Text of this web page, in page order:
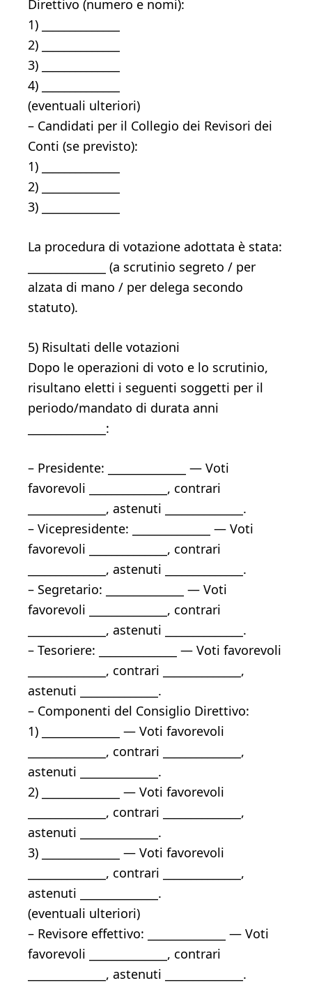
Direttivo (numero e nomi):
1) ______________
2) ______________
3) ______________
4) ______________
(eventuali ulteriori)
– Candidati per il Collegio dei Revisori dei
Conti (se previsto):
1) ______________
2) ______________
3) ______________
La procedura di votazione adottata è stata:
______________ (a scrutinio segreto / per
alzata di mano / per delega secondo
statuto).
5) Risultati delle votazioni
Dopo le operazioni di voto e lo scrutinio,
risultano eletti i seguenti soggetti per il
periodo/mandato di durata anni
______________:
– Presidente: ______________ — Voti
favorevoli ______________, contrari
______________, astenuti ______________.
– Vicepresidente: ______________ — Voti
favorevoli ______________, contrari
______________, astenuti ______________.
– Segretario: ______________ — Voti
favorevoli ______________, contrari
______________, astenuti ______________.
– Tesoriere: ______________ — Voti favorevoli
______________, contrari ______________,
astenuti ______________.
– Componenti del Consiglio Direttivo:
1) ______________ — Voti favorevoli
______________, contrari ______________,
astenuti ______________.
2) ______________ — Voti favorevoli
______________, contrari ______________,
astenuti ______________.
3) ______________ — Voti favorevoli
______________, contrari ______________,
astenuti ______________.
(eventuali ulteriori)
– Revisore effettivo: ______________ — Voti
favorevoli ______________, contrari
______________, astenuti ______________.